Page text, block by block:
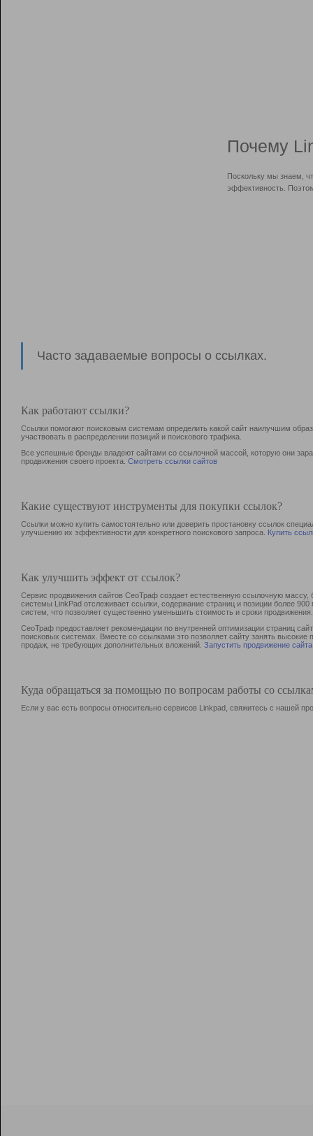
Почему
Поскольку мы знаем,
эффективность.
Часто задаваемые вопросы о ссылках.
Как работают ссылки?
Ссылки помогают поисковым системам определить какой сайт наилучшим
участвовать в раcпределении позиций и поискового трафика.
Все успешные бренды владеют сайтами со ссылочной массой, которую они
продвижения своего проекта. Смотреть ссылки сайтов
Какие существуют инструменты для покупки ссылок?
Ссылки можно купить самостоятельно или доверить простановку ссылок
улучшению их эффективности для конкретного поискового запроса. Купить
Как улучшить эффект от ссылок?
Сервис продвижения сайтов СеоТраф создает естественную ссылочную
системы LinkPad отслеживает ссылки, содержание страниц и позиции более
систем, что позволяет существенно уменьшить стоимость и сроки продвижения.
СеоТраф предоставляет рекомендации по внутренней оптимизации страниц
поисковых системах. Вместе со ссылками это позволяет сайту занять
продаж, не требующих дополнительных вложений. Запустить продвижение сайта
Куда обращаться за помощью по вопросам работы со
Если у вас есть вопросы относительно сервисов Linkpad, свяжитесь с нашей